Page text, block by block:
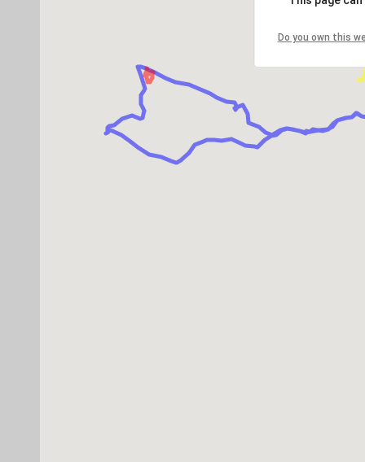
Do you own this